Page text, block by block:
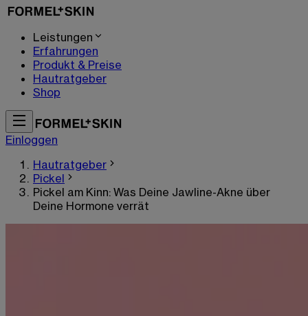
Leistungen
Erfahrungen
Produkt & Preise
Hautratgeber
Shop
Einloggen
Hautratgeber
Pickel
Pickel am Kinn: Was Deine Jawline-Akne über
Deine Hormone verrät